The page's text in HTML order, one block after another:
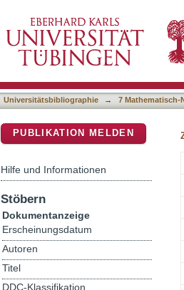
Competitiveness and
Universitätsbibliographie → 7
PUBLIKATION MELDEN
Hilfe und Informationen
Stöbern
Dokumentanzeige
Erscheinungsdatum
Autoren
Titel
DDC-Klassifikation